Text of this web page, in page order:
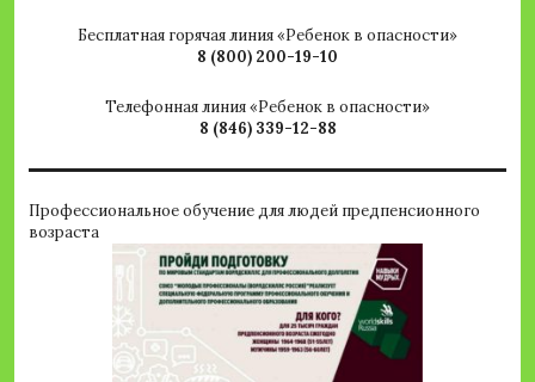
Бесплатная горячая линия «Ребенок в опасности»
8 (800) 200-19-10
Телефонная линия «Ребенок в опасности»
8 (846) 339-12-88
Профессиональное обучение для людей предпенсионного
возраста